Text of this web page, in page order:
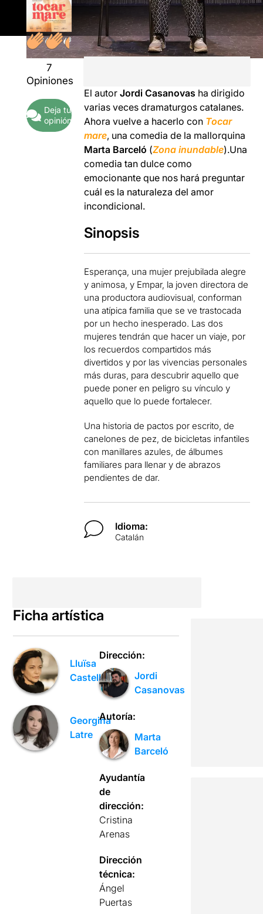
7
Opiniones
Deja tu
opinión
El autorJordi Casanovas ha dirigido
varias veces dramaturgos catalanes.
Ahora vuelve a hacerlo con Tocar
mare, una comedia de la mallorquina
Marta Barceló (Zona inundable).Una
comedia tan dulce como
emocionante que nos hará preguntar
cuál es la naturaleza del amor
incondicional.
Sinopsis
Esperança, una mujer prejubilada alegre
y animosa, y Empar, la joven directora de
una productora audiovisual, conforman
una atípica familia que se ve trastocada
por un hecho inesperado. Las dos
mujeres tendrán que hacer un viaje, por
los recuerdos compartidos más
divertidos y por las vivencias personales
más duras, para descubrir aquello que
puede poner en peligro su vínculo y
aquello que lo puede fortalecer.
Una historia de pactos por escrito, de
canelones de pez, de bicicletas infantiles
con manillares azules, de álbumes
familiares para llenar y de abrazos
pendientes de dar.
Idioma:
Catalán
Ficha artística
Lluïsa
Castell
Georgina
Latre
Dirección:
Jordi
Casanovas
Autoría:
Marta
Barceló
Ayudantía
de
dirección:
Cristina
Arenas
Dirección
técnica:
Ángel
Puertas